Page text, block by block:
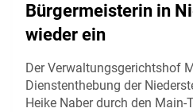
Bürgermeisterin in
wieder ein
Der Verwaltungsgerichtshof
Dienstenthebung der
Heike Naber durch den Main-